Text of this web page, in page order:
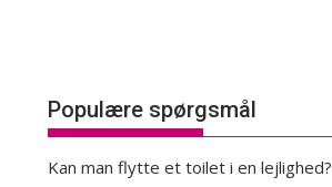
Populære spørgsmål
Kan man flytte et toilet i en lejlighed?